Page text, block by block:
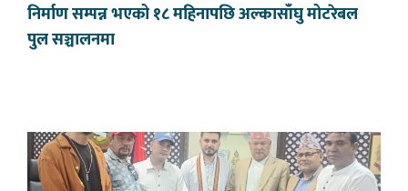
निर्माण सम्पन्न भएको १८ महिनापछि अल्कासाँघु मोटरेबल
पुल सञ्चालनमा